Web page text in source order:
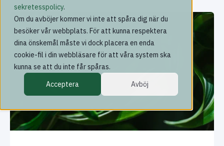
sekretesspolicy.
Om du avböjer kommer vi inte att spåra dig när du
besöker vår webbplats. För att kunna respektera
dina önskemål måste vi dock placera en enda
cookie-fil i din webbläsare för att våra system ska
kunna se att du inte får spåras.
Acceptera
Avböj